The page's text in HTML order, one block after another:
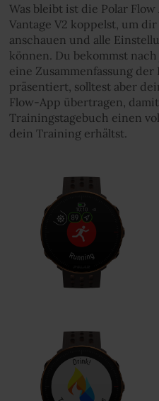
Was bleibt ist die Polar
Vantage V2 koppelst, um
anschauen und alle
können. Du bekommst
eine Zusammenfassung
präsentiert, solltest aber
Flow-App übertragen,
Trainingstagebuch einen
dein Training erhältst.